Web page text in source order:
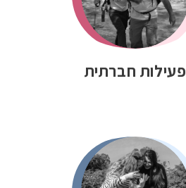
פעילות חברתית